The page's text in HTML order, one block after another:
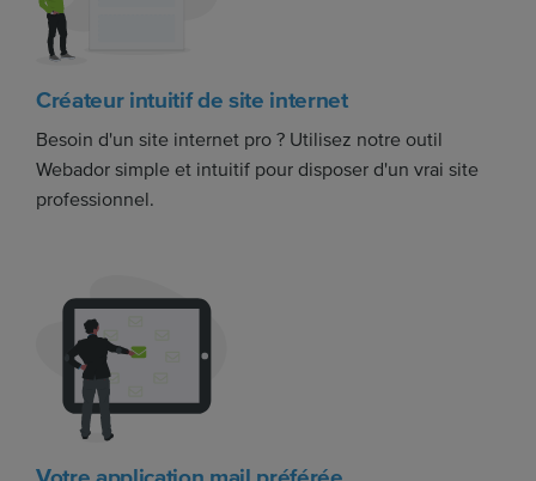
Créateur intuitif de site internet
Besoin d'un site internet pro ? Utilisez notre outil
Webador simple et intuitif pour disposer d'un vrai site
professionnel.